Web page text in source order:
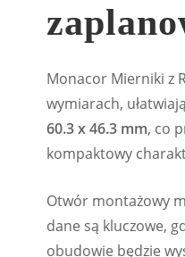
Monacor Mierniki z
wymiarach,
60.3 x 46.3 mm, co
kompaktowy
Otwór montażowy
dane są kluczowe,
obudowie będzie